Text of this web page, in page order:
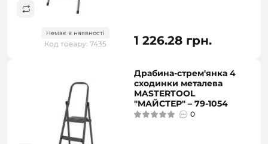
Немає в наявності
Код товару: 7435 1 226.28 грн.
Драбина-стрем'янка 4
сходинки металева
MASTERTOOL
"МАЙСТЕР" – 79-1054
0